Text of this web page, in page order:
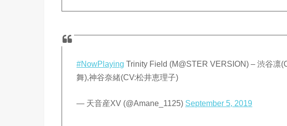
#NowPlaying Trinity Field (M@STER VERSION) – 渋谷凛
舞),神谷奈緒(CV:松井恵理子)
— 天音産XV (@Amane_1125) September 5, 2019